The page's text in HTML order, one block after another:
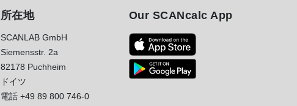
所在地
SCANLAB GmbH
Siemensstr. 2a
82178 Puchheim
ドイツ
電話 +49 89 800 746-0
Our SCANcalc App